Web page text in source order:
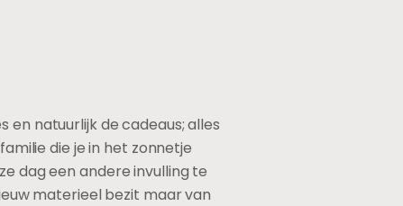
en natuurlijk de cadeaus; alles
die je in het zonnetje
dag een andere invulling te
materieel bezit maar van